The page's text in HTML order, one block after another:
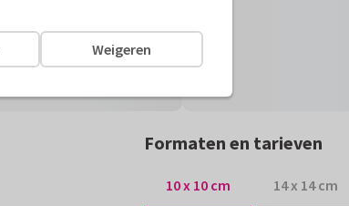
Formaten en tarieven
10 x 10 cm 14 x 14 cm
Weigeren